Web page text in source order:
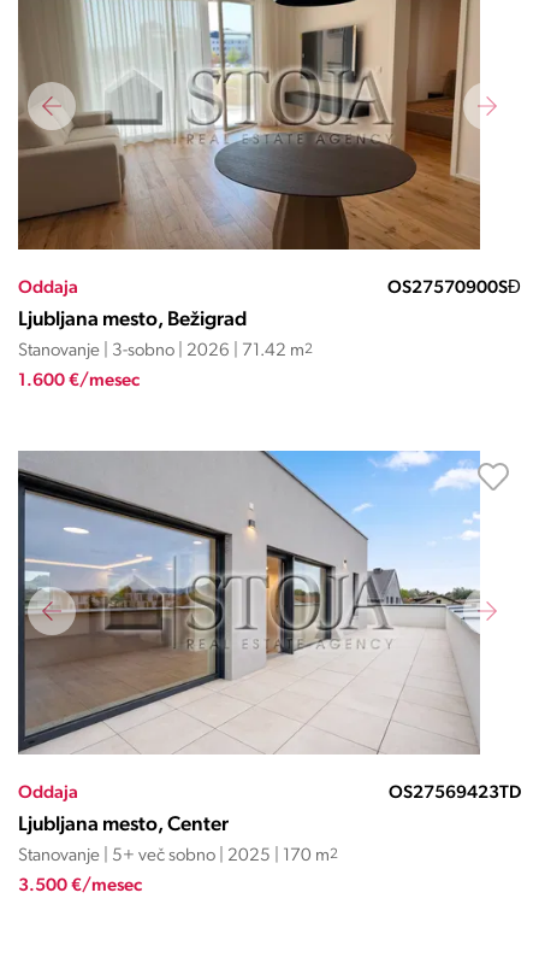
Oddaja OS27570900SĐ
Ljubljana mesto, Bežigrad
Stanovanje | 3-sobno | 2026 | 71.42 m2
1.600 €/mesec
Oddaja OS27569423TD
Ljubljana mesto, Center
Stanovanje | 5+ več sobno | 2025 | 170 m2
3.500 €/mesec